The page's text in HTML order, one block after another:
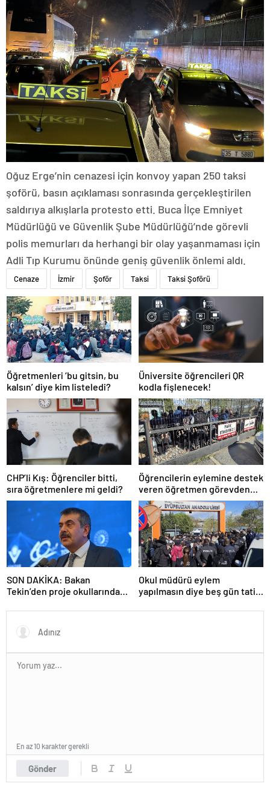
Oğuz Erge’nin cenazesi için konvoy yapan 250 taksi
şoförü, basın açıklaması sonrasında gerçekleştirilen
saldırıya alkışlarla protesto etti. Buca İlçe Emniyet
Müdürlüğü ve Güvenlik Şube Müdürlüğü’nde görevli
polis memurları da herhangi bir olay yaşanmaması için
Adli Tıp Kurumu önünde geniş güvenlik önlemi aldı.
Cenaze İzmir Şoför Taksi Taksi Şoförü
Öğretmenleri ‘bu gitsin, bu
kalsın’ diye kim listeledi?
Üniversite öğrencileri QR
kodla fişlenecek!
CHP’li Kış: Öğrenciler bitti,
sıra öğretmenlere mi geldi?
Öğrencilerin eylemine destek
veren öğretmen görevden
uzaklaştırıldı
SON DAKİKA: Bakan
Tekin’den proje okullarındaki
Okul müdürü eylem
yapılmasın diye beş gün tatil
Gönder
En az 10 karakter gerekli